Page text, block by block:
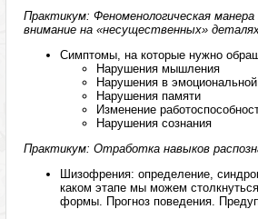
Практикум: Феноменологическая
внимание на «несущественных»
Симптомы, на которые нужно
Нарушения мышления
Нарушения в
Нарушения памяти
Изменение
Нарушения сознания
Практикум: Отработка навыков
Шизофрения: определение,
каком этапе мы можем
формы. Прогноз поведения.